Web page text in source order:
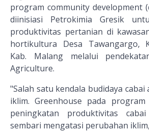
program community development
diinisiasi Petrokimia Gresik
produktivitas pertanian di
hortikultura Desa Tawangargo,
Kab. Malang melalui
Agriculture.
"Salah satu kendala budidaya
iklim. Greenhouse pada
peningkatan produktivitas
sembari mengatasi perubahan